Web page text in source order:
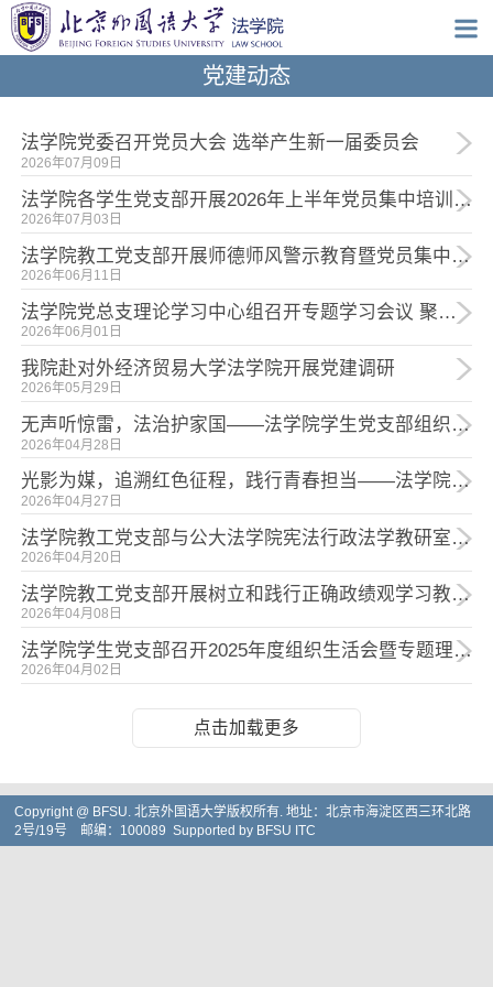
党建动态
法学院党委召开党员大会 选举产生新一届委员会
2026年07月09日
法学院各学生党支部开展2026年上半年党员集中培训第一课专题学习
2026年07月03日
法学院教工党支部开展师德师风警示教育暨党员集中研讨活动
2026年06月11日
法学院党总支理论学习中心组召开专题学习会议 聚力学科高质量发展
2026年06月01日
我院赴对外经济贸易大学法学院开展党建调研
2026年05月29日
无声听惊雷，法治护家国——法学院学生党支部组织观看电影《惊蛰无声》
2026年04月28日
光影为媒，追溯红色征程，践行青春担当——法学院研究生党支部参观中国电影博物馆
2026年04月27日
法学院教工党支部与公大法学院宪法行政法学教研室党支部开展共建活动
2026年04月20日
法学院教工党支部开展树立和践行正确政绩观学习教育暨党的二十届四中全会精神学习教育活动
2026年04月08日
法学院学生党支部召开2025年度组织生活会暨专题理论学习会
2026年04月02日
点击加载更多
Copyright @ BFSU. 北京外国语大学版权所有. 地址：北京市海淀区西三环北路
2号/19号 邮编：100089 Supported by BFSU ITC